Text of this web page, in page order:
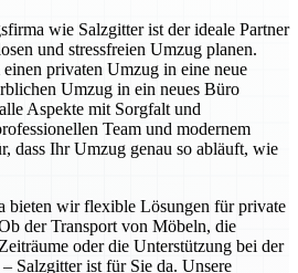
wie Salzgitter ist der ideale Partner
und stressfreien Umzug planen.
privaten Umzug in eine neue
Umzug in ein neues Büro
Aspekte mit Sorgfalt und
Team und modernem
dass Ihr Umzug genau so abläuft, wie
bieten wir flexible Lösungen für private
der Transport von Möbeln, die
oder die Unterstützung bei der
Salzgitter ist für Sie da. Unsere